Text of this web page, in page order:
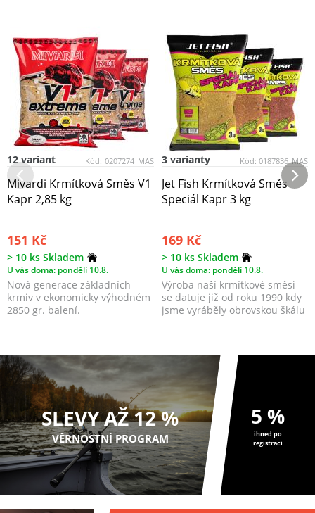
Kód: 0207274_MAS
12 variant
Mivardi Krmítková Směs V1
Kapr 2,85 kg
151 Kč
> 10 ks Skladem
U vás doma: pondělí 10.8.
Nová generace základních
krmiv v ekonomicky výhodném
2850 gr. balení.
Kód: 0187836_MAS
3 varianty
Jet Fish Krmítková Směs
Speciál Kapr 3 kg
169 Kč
> 10 ks Skladem
U vás doma: pondělí 10.8.
Výroba naší krmítkové směsi
se datuje již od roku 1990 kdy
jsme vyráběly obrovskou škálu
SLEVY AŽ 12 %
VĚRNOSTNÍ PROGRAM
5 %
ihned po
registraci